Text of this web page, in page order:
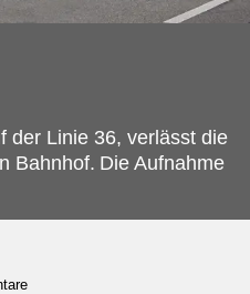
der Linie 36, verlässt die
Bahnhof. Die Aufnahme